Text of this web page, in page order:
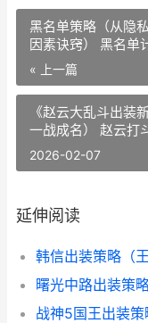
黑名单策略（从隐
因素诀窍） 黑名单
« 上一篇
《赵云大乱斗出装
一战成名） 赵云打
2026-02-07
延伸阅读